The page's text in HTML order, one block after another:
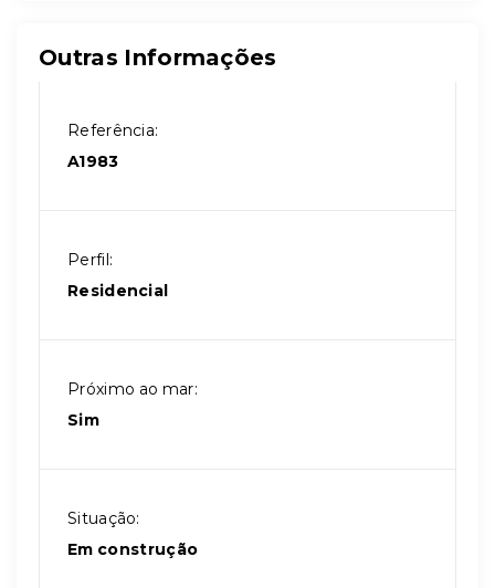
Outras Informações
Referência:
A1983
Perfil:
Residencial
Próximo ao mar:
Sim
Situação:
Em construção